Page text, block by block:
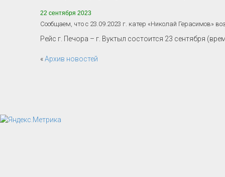
22 сентября 2023
Сообщаем, что с 23.09.2023 г. катер «Николай Герасимов»
Рейс г. Печора – г. Вуктыл состоится 23 сентября
«Архив новостей